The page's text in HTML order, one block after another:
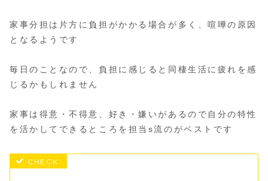
家事分担は片方に負担がかかる場合が多く、喧嘩の原因
となるようです
毎日のことなので、負担に感じると同棲生活に疲れを感
じるかもしれません
家事は得意・不得意、好き・嫌いがあるので自分の特性
を活かしてできるところを担当s流のがベストです